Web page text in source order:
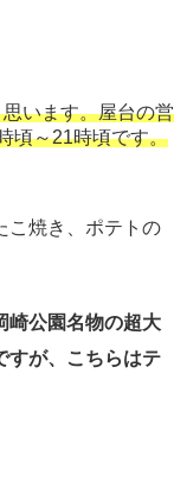
います。屋台の営
頃～21時頃です。
こ焼き、ポテトの
崎公園名物の超大
すが、こちらはテ